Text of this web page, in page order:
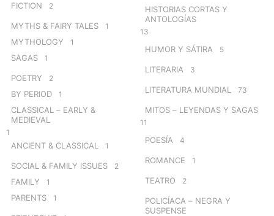
FICTION 2
MYTHS & FAIRY TALES 1
MYTHOLOGY 1
SAGAS 1
POETRY 2
BY PERIOD 1
CLASSICAL – EARLY &
MEDIEVAL
1
ANCIENT & CLASSICAL 1
SOCIAL & FAMILY ISSUES 2
FAMILY 1
PARENTS 1
HISTORIAS CORTAS Y
ANTOLOGÍAS
13
HUMOR Y SÁTIRA 5
LITERARIA 3
LITERATURA MUNDIAL 73
MITOS – LEYENDAS Y SAGAS
11
POESÍA 4
ROMANCE 1
TEATRO 2
POLICÍACA – NEGRA Y
SUSPENSE